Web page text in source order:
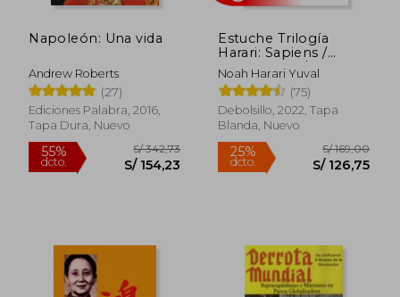
Napoleón: Una vida
Andrew Roberts
(27)
Ediciones Palabra, 2016,
Tapa Dura, Nuevo
Estuche Trilogía
Harari: Sapiens /
Homo deus / 21
lecciones para el siglo
XXI
Noah Harari Yuval
(75)
Debolsillo, 2022, Tapa
Blanda, Nuevo